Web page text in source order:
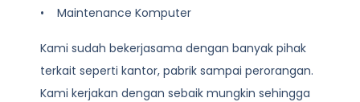
• Maintenance Komputer
Kami sudah bekerjasama dengan banyak pihak
terkait seperti kantor, pabrik sampai perorangan.
Kami kerjakan dengan sebaik mungkin sehingga